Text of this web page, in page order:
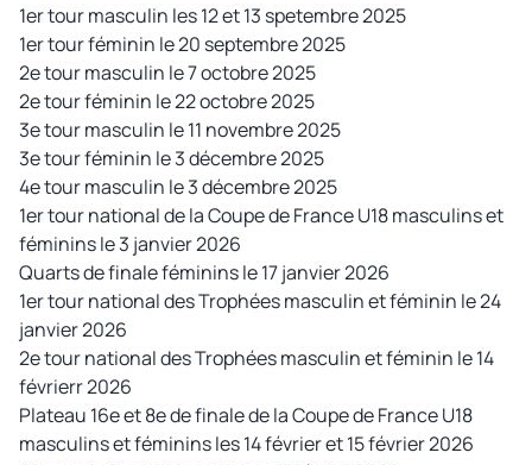
1er tour masculin les 12 et 13 spetembre 2025
1er tour féminin le 20 septembre 2025
2e tour masculin le 7 octobre 2025
2e tour féminin le 22 octobre 2025
3e tour masculin le 11 novembre 2025
3e tour féminin le 3 décembre 2025
4e tour masculin le 3 décembre 2025
1er tour national de la Coupe de France U18 masculins et
féminins le 3 janvier 2026
Quarts de finale féminins le 17 janvier 2026
1er tour national des Trophées masculin et féminin le 24
janvier 2026
2e tour national des Trophées masculin et féminin le 14
févrierr 2026
Plateau 16e et 8e de finale de la Coupe de France U18
masculins et féminins les 14 février et 15 février 2026